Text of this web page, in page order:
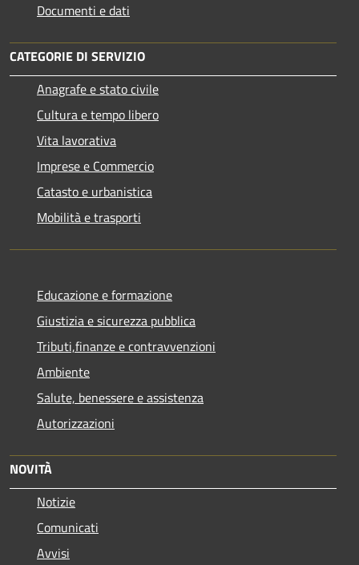
Documenti e dati
CATEGORIE DI SERVIZIO
Anagrafe e stato civile
Cultura e tempo libero
Vita lavorativa
Imprese e Commercio
Catasto e urbanistica
Mobilità e trasporti
Educazione e formazione
Giustizia e sicurezza pubblica
Tributi,finanze e contravvenzioni
Ambiente
Salute, benessere e assistenza
Autorizzazioni
NOVITÀ
Notizie
Comunicati
Avvisi